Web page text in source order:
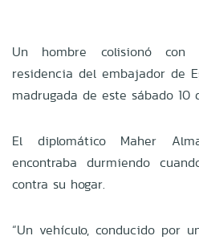
Un hombre colisionó
residencia del embajador de
madrugada de este sábado 10
El diplomático Maher
encontraba durmiendo
contra su hogar.
“Un vehículo, conducido por